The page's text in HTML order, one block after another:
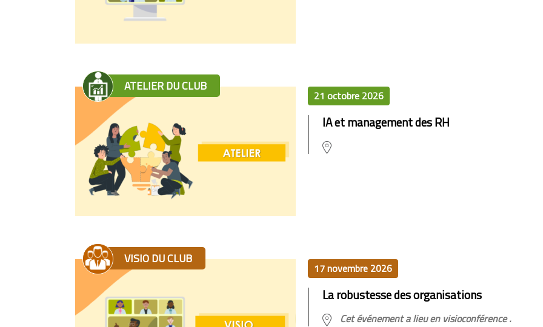
ATELIER DU CLUB
21 octobre 2026
IA et management des RH
VISIO DU CLUB
17 novembre 2026
La robustesse des organisations
Cet événement a lieu en visioconférence .